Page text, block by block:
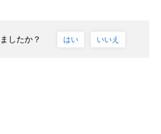
したか？ はい いいえ